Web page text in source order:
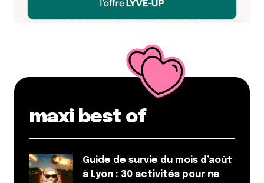
maxi best of
Guide de survie du mois d’août
à Lyon : 30 activités pour ne